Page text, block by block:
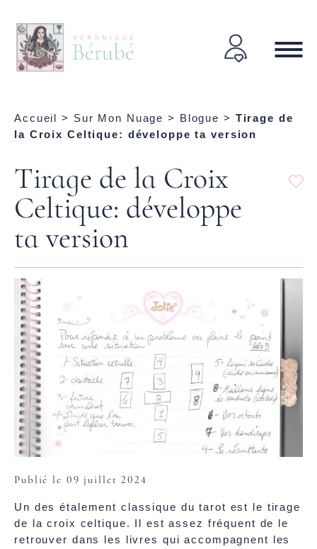
Accueil > Sur Mon Nuage > Blogue > Tirage de
la Croix Celtique: développe ta version
Tirage de la Croix
Celtique: développe
ta version
Publié le 09 juillet 2024
Un des étalement classique du tarot est le tirage
de la croix celtique. Il est assez fréquent de le
retrouver dans les livres qui accompagnent les